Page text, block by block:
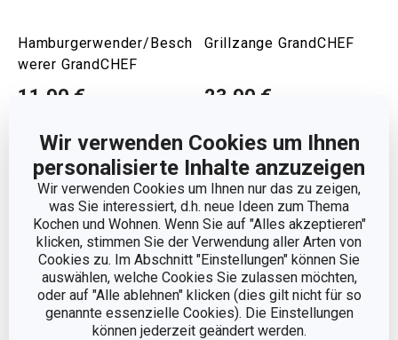
Wir verwenden Cookies um Ihnen
personalisierte Inhalte anzuzeigen
Wir verwenden Cookies um Ihnen nur das zu zeigen,
was Sie interessiert, d.h. neue Ideen zum Thema
Kochen und Wohnen. Wenn Sie auf "Alles akzeptieren"
klicken, stimmen Sie der Verwendung aller Arten von
Cookies zu. Im Abschnitt "Einstellungen" können Sie
auswählen, welche Cookies Sie zulassen möchten,
oder auf "Alle ablehnen" klicken (dies gilt nicht für so
genannte essenzielle Cookies). Die Einstellungen
können jederzeit geändert werden.
Hamburgerwender/Besch
werer GrandCHEF
11,90 €
Warenkorb
Grillzange GrandCHEF
23,90 €